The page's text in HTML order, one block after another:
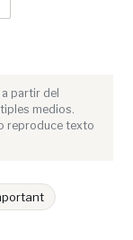
partir del
medios.
reproduce texto